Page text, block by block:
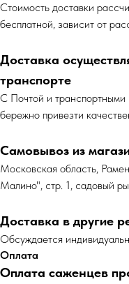
Cтоимость доставки
бесплатной, зависит от
Доставка
транспорте
С Почтой и
бережно привезти
Самовывоз из
Московская область,
Малино", стр. 1, садовый
Доставка в другие
Обсуждается
Оплата
Оплата саженцев